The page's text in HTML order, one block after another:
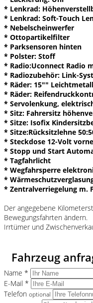
* Lenkrad:
* Lenkrad: Soft-Touch
* Nebelscheinwerfer
* Ottopartikelfilter
* Parksensoren hinten
* Polster: Stoff
* Radio:Uconnect Radio
* Radiozubehör: Link-
* Räder: 15""
* Räder:
* Servolenkung,
* Sitz: Fahrersitz
* Sitze: Isofix
* Sitze:Rücksitzlehne
* Steckdose 12-Volt vorne
* Stopp und Start
* Tagfahrlicht
* Wegfahrsperre
*
* Zentralverriegelung m.
Der angegebene
Bewegungsfahrten ändern.
Irrtümer und
Fahrzeug
Name *
E-Mail *
Telefon optional